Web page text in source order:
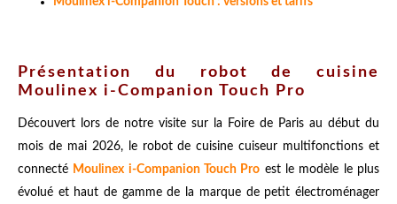
Présentation du robot de cuisine
Moulinex i-Companion Touch Pro
Découvert lors de notre visite sur la Foire de Paris au début du
mois de mai 2026, le robot de cuisine cuiseur multifonctions et
connecté Moulinex i-Companion Touch Pro est le modèle le plus
évolué et haut de gamme de la marque de petit électroménager